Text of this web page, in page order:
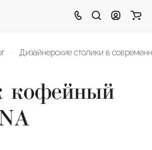
Дизайнерские столики в
кофейный